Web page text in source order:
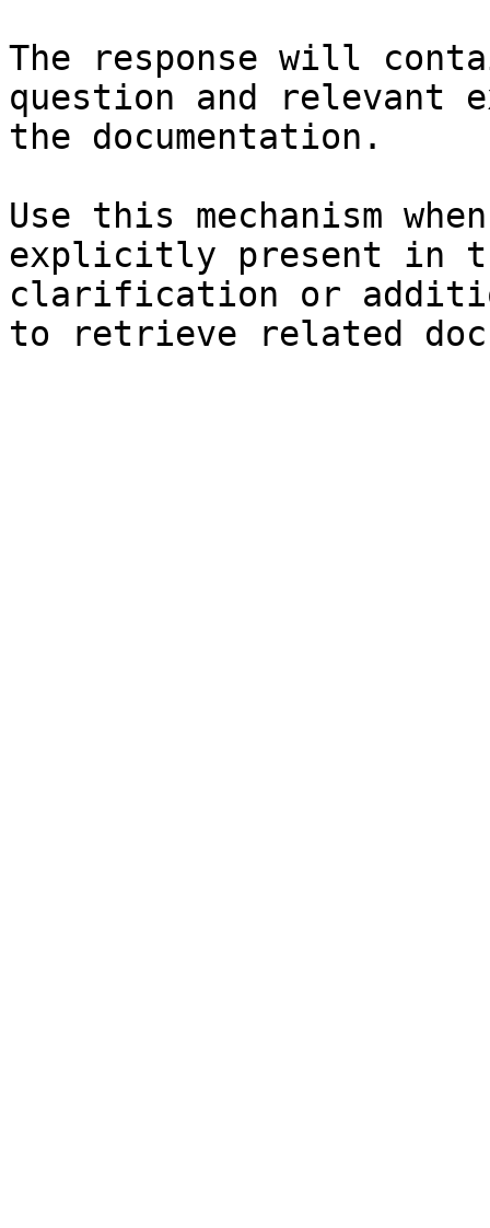
The response will
question and relevant
the documentation.
Use this mechanism
explicitly present in
clarification or